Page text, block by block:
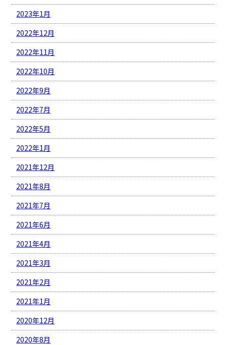
2023年1月
2022年12月
2022年11月
2022年10月
2022年9月
2022年7月
2022年5月
2022年1月
2021年12月
2021年8月
2021年7月
2021年6月
2021年4月
2021年3月
2021年2月
2021年1月
2020年12月
2020年8月